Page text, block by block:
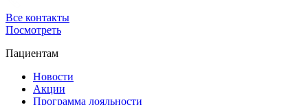
Все контакты
Посмотреть
Пациентам
Новости
Акции
Программа лояльности